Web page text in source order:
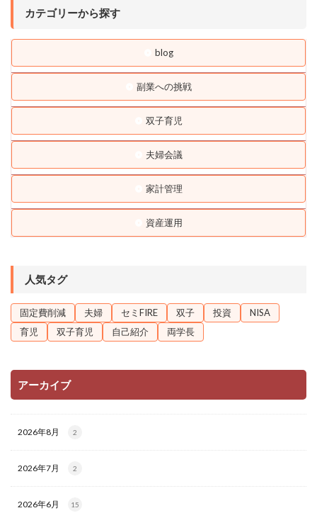
カテゴリーから探す
blog
副業への挑戦
双子育児
夫婦会議
家計管理
資産運用
人気タグ
固定費削減 夫婦 セミFIRE 双子 投資
NISA
育児
双子育児 自己紹介 両学長
アーカイブ
2026年8月 2
2026年7月 2
2026年6月 15